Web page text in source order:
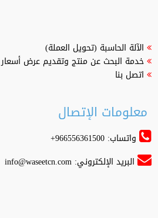
الآلة الحاسبة (تحويل العملة)
خدمة البحث عن منتج وتقديم عرض أسعار
اتصل بنا
معلومات الإتصال
واتساب: 966556361500+
البريد الإلكتروني:info@waseetcn.com